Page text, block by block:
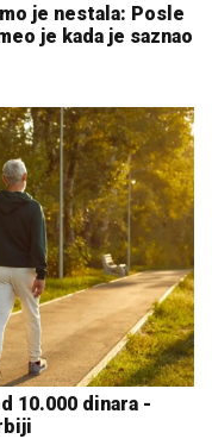
je nestala: Posle
je kada je saznao
10.000 dinara -